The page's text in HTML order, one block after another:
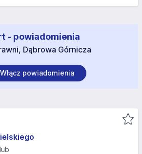
- powiadomienia
Dąbrowa Górnicza
Włącz powiadomienia